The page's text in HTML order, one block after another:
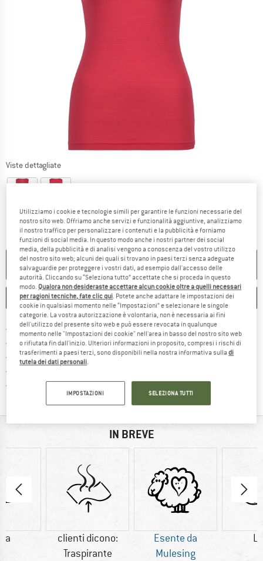
Viste dettagliate
NON PIÙ DISPONIBILE
ANNOTA CONFRONTA
Porto franco da 69 € (IT)Qui trovi ulteriori informazioni sulle
100 giorni di diritto di recessoVai alla politica di recesso qui
> 4.000.000 clienti soddisfatti
Tutela consumatori Trusted ShopsTrovi tutte le informazioni
IN BREVE
clienti dicono:
Traspirante
Esente da
Mulesing
Utilizziamo i cookie e tecnologie simili per garantire le funzioni necessarie del
nostro sito web. Offriamo anche servizi e funzionalità aggiuntive, analizziamo
il nostro traffico per personalizzare i contenuti e la pubblicità e forniamo
funzioni di social media. In questo modo anche i nostri partner dei social
media, della pubblicità e di analisi vengono a conoscenza del vostro utilizzo
del nostro sito web; alcuni dei quali si trovano in paesi terzi senza adeguate
salvaguardie per proteggere i vostri dati, ad esempio dall'accesso delle
autorità. Cliccando su “Seleziona tutto” accettate che si proceda in questo
modo. Qualora non desideraste accettare alcun cookie oltre a quelli necessari
per ragioni tecniche, fate clic qui. Potete anche adattare le impostazioni dei
cookie in qualsiasi momento nelle “Impostazioni” e selezionare le singole
categorie. La vostra autorizzazione è volontaria, non è necessaria ai fini
dell'utilizzo del presente sito web e può essere revocata in qualunque
momento nelle "Impostazioni dei cookie" nell'area in basso del nostro sito web
o rifiutata fin dall'inizio. Ulteriori informazioni in proposito, compresi i rischi di
trasferimenti a paesi terzi, sono disponibili nella nostra informativa sulladi
tutela dei dati personali.
IMPOSTAZIONI SELEZIONA TUTTI